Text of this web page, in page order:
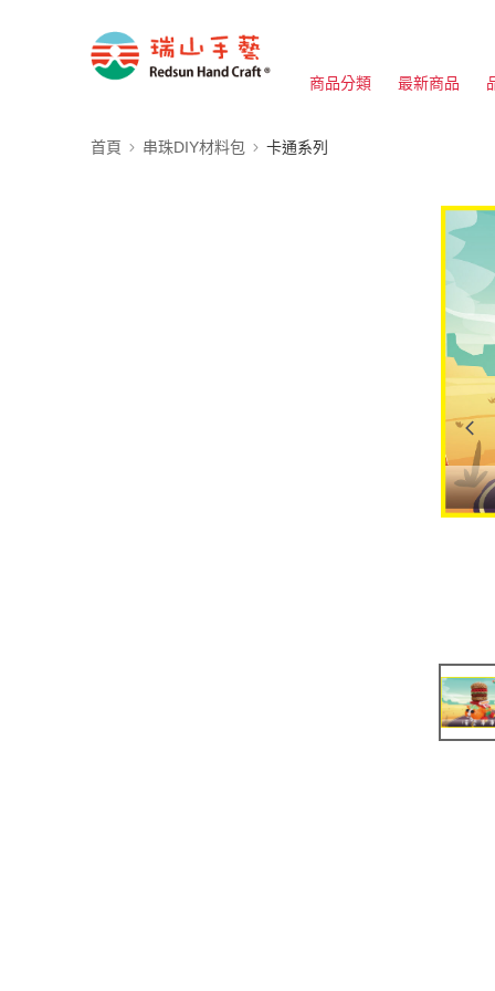
商品分類 最新商品
首頁 串珠DIY材料包 卡通系列